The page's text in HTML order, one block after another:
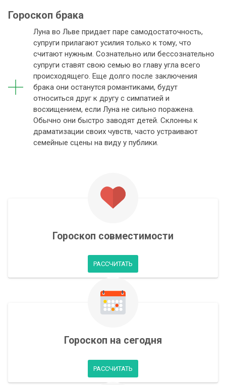
Гороскоп брака
Луна во Льве придает паре самодостаточность,
супруги прилагают усилия только к тому, что
считают нужным. Сознательно или бессознательно
супруги ставят свою семью во главу угла всего
происходящего. Еще долго после заключения
брака они останутся романтиками, будут
относиться друг к другу с симпатией и
восхищением, если Луна не сильно поражена.
Обычно они быстро заводят детей. Склонны к
драматизации своих чувств, часто устраивают
семейные сцены на виду у публики.
Гороскоп совместимости
РАССЧИТАТЬ
Гороскоп на сегодня
РАССЧИТАТЬ